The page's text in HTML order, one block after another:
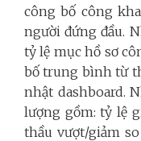
công bố công
người đứng đầu.
tỷ lệ mục hồ sơ
bố trung bình từ
nhật dashboard.
lượng gồm: tỷ lệ
thầu vượt/giảm